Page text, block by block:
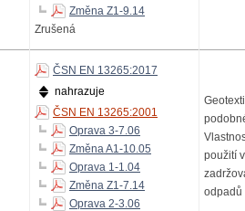
Změna Z1-9.14
Zrušená
ČSN EN 13265:2017
nahrazuje
ČSN EN 13265:2001
Oprava 3-7.06
Změna A1-10.05
Oprava 1-1.04
Změna Z1-7.14
Oprava 2-3.06
použití
odpadů